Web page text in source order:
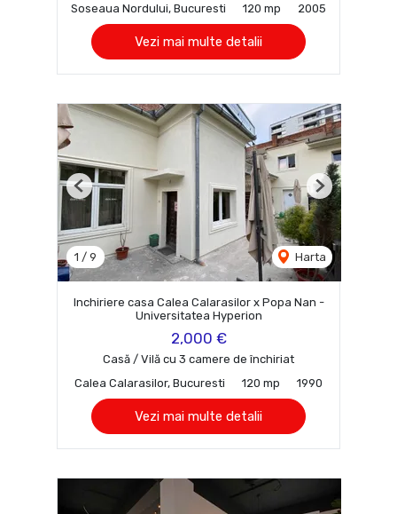
Soseaua Nordului, Bucuresti
120 mp 2005
Vezi mai multe detalii
1 / 9 Harta
Previous Next
Inchiriere casa Calea Calarasilor x Popa Nan -
Universitatea Hyperion
2,000 €
Casă / Vilă cu 3 camere de închiriat
Calea Calarasilor, Bucuresti
120 mp 1990
Vezi mai multe detalii